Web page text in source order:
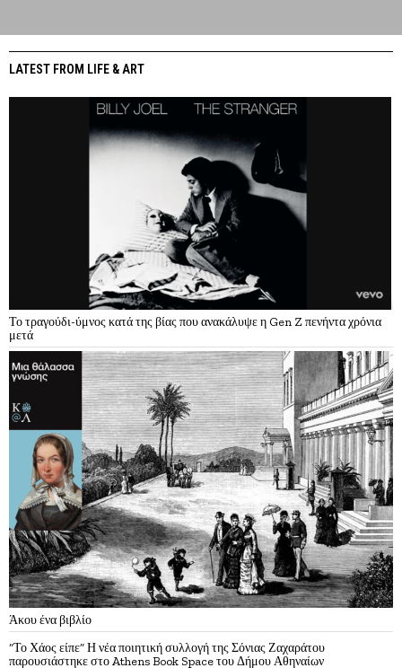
LATEST FROM LIFE & ART
Το τραγούδι-ύμνος κατά της βίας που ανακάλυψε η Gen Z πενήντα χρόνια
μετά
Άκου ένα βιβλίο
“Το Χάος είπε” Η νέα ποιητική συλλογή της Σόνιας Ζαχαράτου
παρουσιάστηκε στο Athens Book Space του Δήμου Αθηναίων